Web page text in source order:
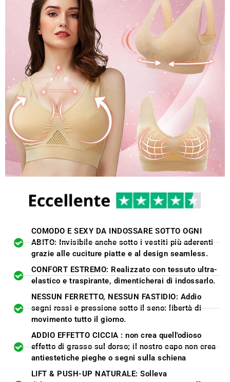
COMODO E SEXY DA INDOSSARE SOTTO OGNI
ABITO: Invisibile anche sotto i vestiti più aderenti
grazie alle cuciture piatte e al design seamless.
CONFORT ESTREMO: Realizzato con tessuto ultra-
elastico e traspirante, dimenticherai di indossarlo.
NESSUN FERRETTO, NESSUN FASTIDIO: Addio
segni rossi e pressione sotto il seno: libertà di
movimento tutto il giorno.
ADDIO EFFETTO CICCIA : non crea quell'odioso
effetto di grasso sul dorso; il nostro capo non crea
antiestetiche pieghe o segni sulla schiena
LIFT & PUSH-UP NATURALE: Solleva